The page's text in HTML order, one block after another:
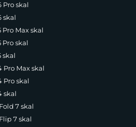
Pro skal
skal
Pro Max skal
Pro skal
skal
Pro Max skal
Pro skal
skal
7 skal
7 skal